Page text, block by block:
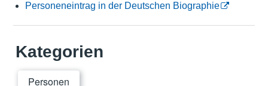
Personeneintrag in der Deutschen Biographie
Kategorien
Personen